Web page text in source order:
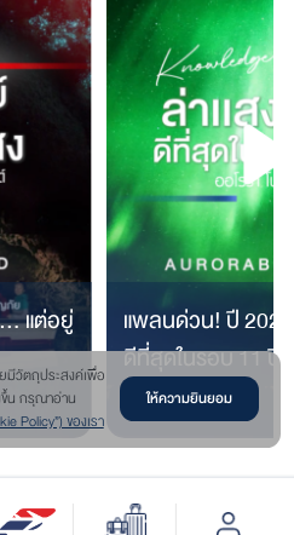
แต่อยู่
แพลนด่วน! ปี 2025
ดีที่สุดในรอบ 11 ปี
31 ก.ค. 68
มีวัตถุประสงค์เพื่อ
น กรุณาอ่าน
Policy”) ของเรา
ให้ความยินยอม